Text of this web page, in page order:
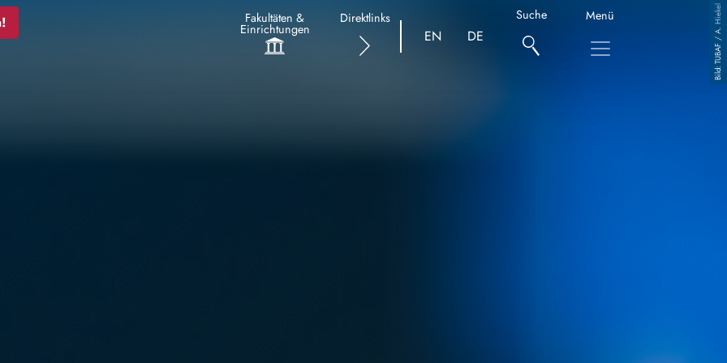
Fakultäten &
Einrichtungen
Direktlinks
EN DE
Suche Menü TUBAF / A. Hiekel